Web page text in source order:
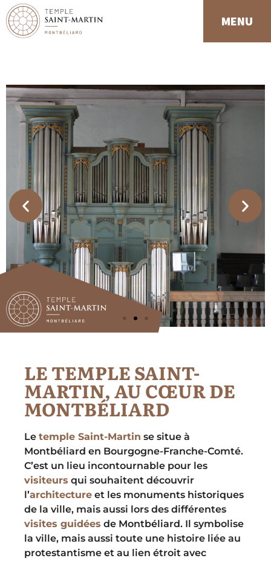
MENU
LE TEMPLE SAINT-
MARTIN, AU CŒUR DE
MONTBÉLIARD
Le temple Saint-Martin se situe à
Montbéliard en Bourgogne-Franche-Comté.
C’est un lieu incontournable pour les
visiteurs qui souhaitent découvrir
l’architecture et les monuments historiques
de la ville, mais aussi lors des différentes
visites guidées de Montbéliard. Il symbolise
la ville, mais aussi toute une histoire liée au
protestantisme et au lien étroit avec
Panneau de gestion des cookies